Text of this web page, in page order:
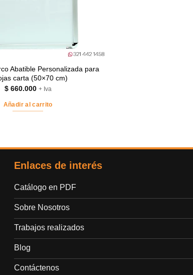
Abatible Personalizada para
carta (50×70 cm)
$660.000 + Iva
Añadir al carrito
Enlaces de interés
Catálogo en PDF
Sobre Nosotros
Trabajos realizados
Blog
Contáctenos